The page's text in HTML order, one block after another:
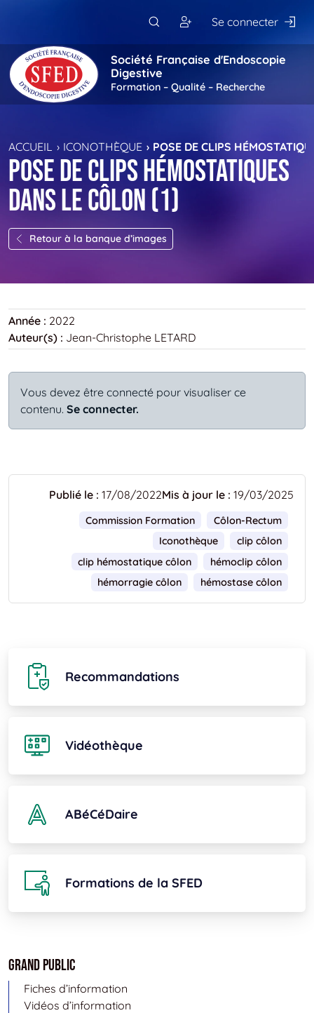
Se connecter
Société Française d'Endoscopie
Digestive
Formation – Qualité – Recherche
ACCUEIL ICONOTHÈQUE POSE DE CLIPS
Pose de clips hémostatiques
dans le côlon (1)
Retour à la banque d’images
Année : 2022
Auteur(s) : Jean-Christophe LETARD
Vous devez être connecté pour visualiser ce
contenu. Se connecter.
Publié le : 17/08/2022Mis à jour le : 19/03/2025
Commission Formation
Côlon-Rectum
Iconothèque
clip côlon
clip hémostatique côlon
hémoclip côlon
hémorragie côlon
hémostase côlon
Recommandations
Vidéothèque
ABéCéDaire
Formations de la SFED
Grand public
Fiches d’information
Vidéos d’information